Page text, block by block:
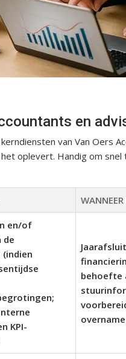
en
van Van Oers
oplevert. Handig om
en/of
de
KPI-
behoefte